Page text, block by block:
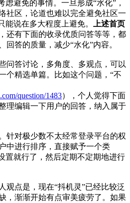
虑避免的事情。一旦形成“水化”，
社区，论道也难以完全避免社区一
能说在多大程度上避免。
上述首页
，还有下面的收录优质问答等等，都
回答的质量，减少“水化”内容。
问答讨论，多角度、多观点，可以
个精选单篇。比如这个问题，“不
question/1483），个人觉得下面
理编辑一下用户的回答，纳入属于
。针对极少数不太经常登录平台的权
中进行排序，直接赋予一个类
置就行了，然后定期不定期地进行
观点是，现在“抖机灵”已经比较泛
，渐渐开始有点审美疲劳了。如果